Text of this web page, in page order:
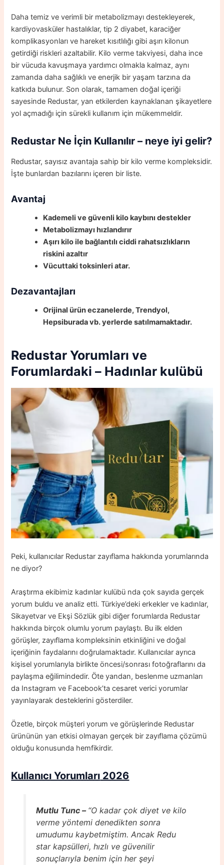
Daha temiz ve verimli bir metabolizmayı destekleyerek,
kardiyovasküler hastalıklar, tip 2 diyabet, karaciğer
komplikasyonları ve hareket kısıtlılığı gibi aşırı kilonun
getirdiği riskleri azaltabilir. Kilo verme takviyesi, daha ince
bir vücuda kavuşmaya yardımcı olmakla kalmaz, aynı
zamanda daha sağlıklı ve enerjik bir yaşam tarzına da
katkıda bulunur. Son olarak, tamamen doğal içeriği
sayesinde Redustar, yan etkilerden kaynaklanan şikayetlere
yol açmadığı için sürekli kullanım için mükemmeldir.
Redustar Ne İçin Kullanılır – neye iyi gelir?
Redustar, sayısız avantaja sahip bir kilo verme kompleksidir.
İşte bunlardan bazılarını içeren bir liste.
Avantaj
Kademeli ve güvenli kilo kaybını destekler
Metabolizmayı hızlandırır
Aşırı kilo ile bağlantılı ciddi rahatsızlıkların
riskini azaltır
Vücuttaki toksinleri atar.
Dezavantajları
Orijinal ürün eczanelerde, Trendyol,
Hepsiburada vb. yerlerde satılmamaktadır.
RedustarYorumları ve
Forumlardaki – Нadınlar kulübü
Peki, kullanıcılar Redustar zayıflama hakkında yorumlarında
ne diyor?
Araştırma ekibimiz kadınlar kulübü nda çok sayıda gerçek
yorum buldu ve analiz etti. Türkiye’deki erkekler ve kadınlar,
Sikayetvar ve Ekşi Sözlük gibi diğer forumlarda Redustar
hakkında birçok olumlu yorum paylaştı. Bu ilk elden
görüşler, zayıflama kompleksinin etkinliğini ve doğal
içeriğinin faydalarını doğrulamaktadır. Kullanıcılar ayrıca
kişisel yorumlarıyla birlikte öncesi/sonrası fotoğraflarını da
paylaşma eğilimindedir. Öte yandan, beslenme uzmanları
da Instagram ve Facebook’ta cesaret verici yorumlar
yayınlayarak desteklerini gösterdiler.
Özetle, birçok müşteri yorum ve görüşlerinde Redustar
ürününün yan etkisi olmayan gerçek bir zayıflama çözümü
olduğu konusunda hemfikirdir.
Kullanıcı Yorumları 2026
Mutlu Tunc – “O kadar çok diyet ve kilo
verme yöntemi denedikten sonra
umudumu kaybetmiştim. Ancak Redu
star kapsülleri, hızlı ve güvenilir
sonuçlarıyla benim için her şeyi